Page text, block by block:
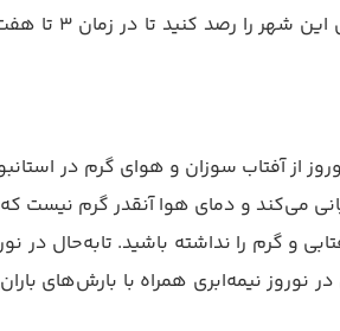
در صورتی که قصد سفر به
از آفتاب سوزان و هوای گرم در
انتظار هوای آفتابی و گرم را نداشته باشید.
نوروز نیمه‌ابری همراه با بارش‌های